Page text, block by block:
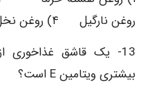
روغن نارگیل ۴) روغن نخل
13- یک قاشق غذاخوری
بیشتری ویتامین E است؟